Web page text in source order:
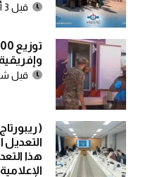
قبل 3 أشهر
قبل
(
التعديل
هذا